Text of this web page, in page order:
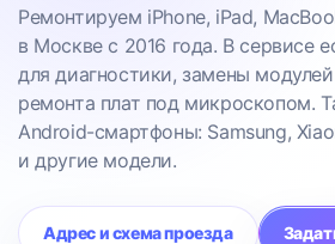
Ремонтируем iPhone, iPad,
в Москве с 2016 года. В сервисе
для диагностики, замены
ремонта плат под микроскопом.
Android-смартфоны: Samsung,
и другие модели.
Адрес и схема проезда